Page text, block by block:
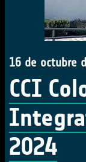
16 de octubre
CCI
2024